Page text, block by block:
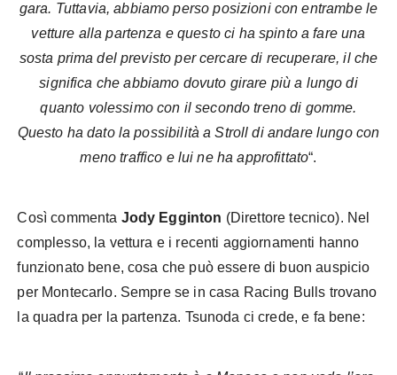
gara. Tuttavia, abbiamo perso posizioni con entrambe le
vetture alla partenza e questo ci ha spinto a fare una
sosta prima del previsto per cercare di recuperare, il che
significa che abbiamo dovuto girare più a lungo di
quanto volessimo con il secondo treno di gomme.
Questo ha dato la possibilità a Stroll di andare lungo con
meno traffico e lui ne ha approfittato“.
Così commenta Jody Egginton (Direttore tecnico). Nel
complesso, la vettura e i recenti aggiornamenti hanno
funzionato bene, cosa che può essere di buon auspicio
per Montecarlo. Sempre se in casa Racing Bulls trovano
la quadra per la partenza. Tsunoda ci crede, e fa bene: